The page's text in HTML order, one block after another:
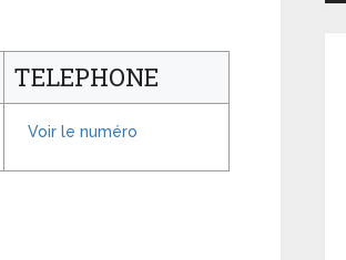
TELEPHONE